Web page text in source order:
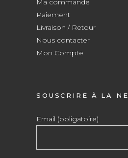
Ma commande
Paiement
Livraison / Retour
Nous contacter
Mon Compte
SOUSCRIRE À LA
Email (obligatoire)